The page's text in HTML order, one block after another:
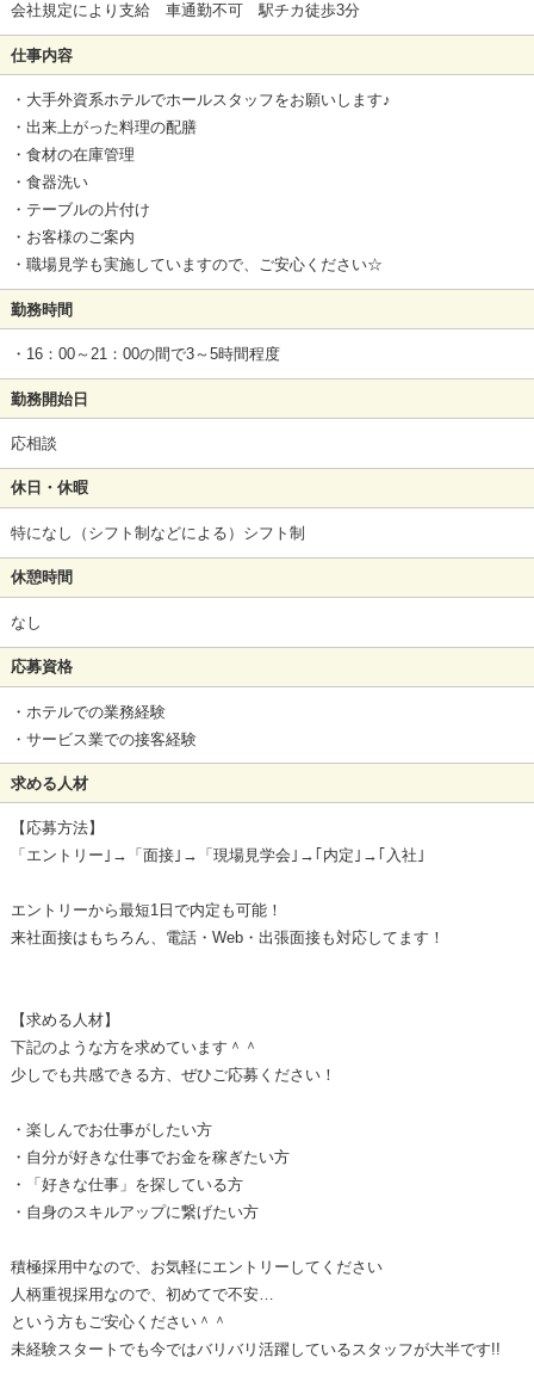
会社規定により支給 車通勤不可 駅チカ徒歩3分
仕事内容
・大手外資系ホテルでホールスタッフをお願いします♪
・出来上がった料理の配膳
・食材の在庫管理
・食器洗い
・テーブルの片付け
・お客様のご案内
・職場見学も実施していますので、ご安心ください☆
勤務時間
・16：00～21：00の間で3～5時間程度
勤務開始日
応相談
休日・休暇
特になし（シフト制などによる）シフト制
休憩時間
なし
応募資格
・ホテルでの業務経験
・サービス業での接客経験
求める人材
【応募方法】
「エントリー｣→「面接｣→「現場見学会｣→｢内定｣→｢入社｣
エントリーから最短1日で内定も可能！
来社面接はもちろん、電話・Web・出張面接も対応してます！
【求める人材】
下記のような方を求めています＾＾
少しでも共感できる方、ぜひご応募ください！
・楽しんでお仕事がしたい方
・自分が好きな仕事でお金を稼ぎたい方
・「好きな仕事」を探している方
・自身のスキルアップに繋げたい方
積極採用中なので、お気軽にエントリーしてください
人柄重視採用なので、初めてで不安…
という方もご安心ください＾＾
未経験スタートでも今ではバリバリ活躍しているスタッフが大半です!!